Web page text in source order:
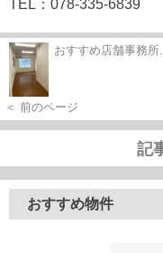
TEL：078-335-6839
おすすめ店舗事務所...
＜ 前のページ
記
おすすめ物件